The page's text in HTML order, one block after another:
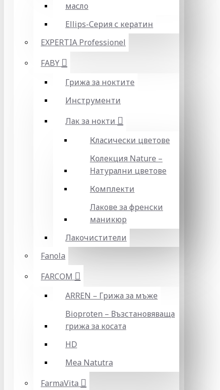
масло
Ellips-Серия с кератин
EXPERTIA Professionel
FABY
Грижа за ноктите
Инструменти
Лак за нокти
Класически цветове
Колекция Nature –
Натурални цветове
Комплекти
Лакове за френски
маникюр
Лакочистители
Fanola
FARCOM
ARREN – Грижа за мъже
Bioproten – Възстановяваща
грижа за косата
HD
Mea Natutra
FarmaVita